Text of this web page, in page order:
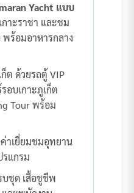
Yacht แบบ
กาะราชา และชม
ร้อมอาหารกลาง
ต ด้วยรถตู้ VIP
อบเกาะภูเก็ต
Tour พร้อม
าเยี่ยมชมอุทยาน
รแกรม
ชุด เสื้อชูชีพ